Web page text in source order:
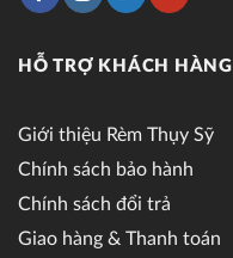
HỖ TRỢ KHÁCH HÀNG
Giới thiệu Rèm Thụy Sỹ
Chính sách bảo hành
Chính sách đổi trả
Giao hàng & Thanh toán